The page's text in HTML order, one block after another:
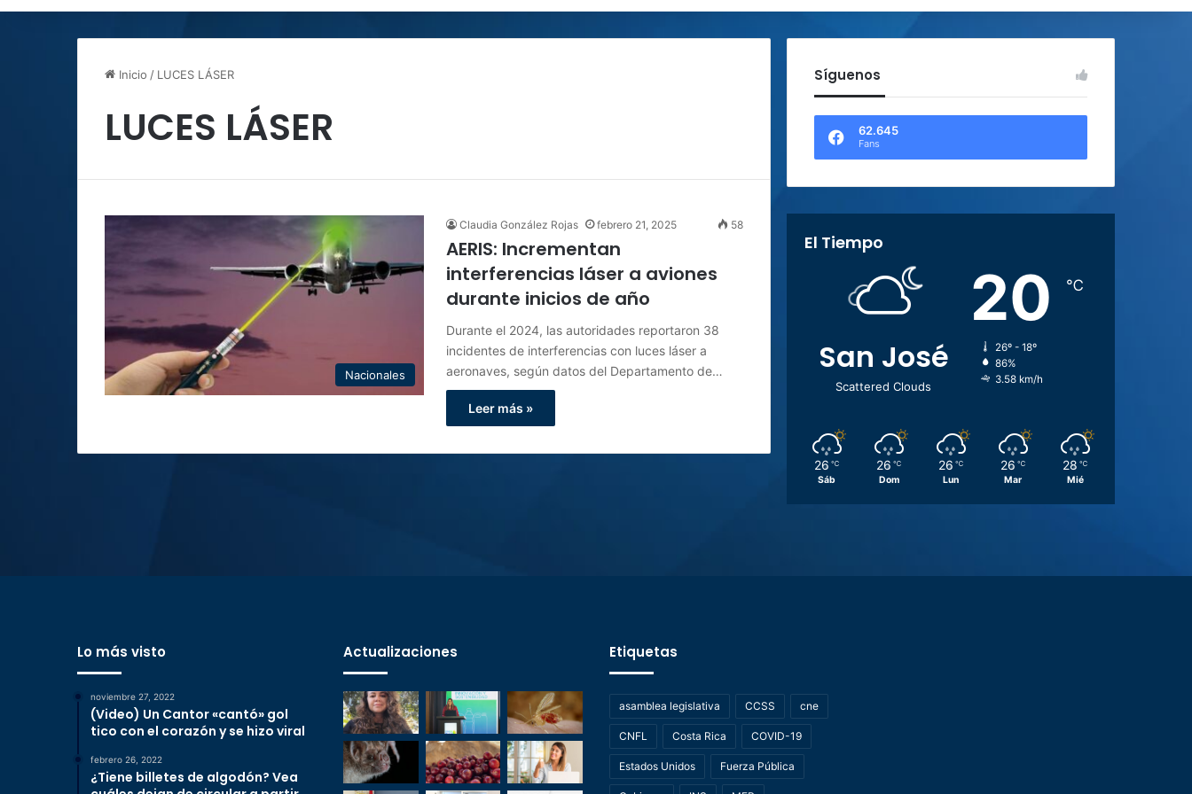
Inicio / LUCES LÁSER
LUCES LÁSER
Nacionales
Claudia González Rojas febrero 21, 2025 58
AERIS: Incrementan
interferencias láser a aviones
durante inicios de año
Durante el 2024, las autoridades reportaron 38
incidentes de interferencias con luces láser a
aeronaves, según datos del Departamento de…
Leer más »
Síguenos
62.645
Fans
El Tiempo
San José
Scattered Clouds
20 ℃
26º - 18º
86%
3.58 km/h
26 ℃
Sáb
26 ℃
Dom
26 ℃
Lun
26 ℃
Mar
28 ℃
Mié
Lo más visto
noviembre 27, 2022
(Video) Un Cantor «cantó» gol
tico con el corazón y se hizo viral
febrero 26, 2022
¿Tiene billetes de algodón? Vea
Actualizaciones Etiquetas
asamblea legislativa CCSS cne
CNFL Costa Rica COVID-19
Estados Unidos Fuerza Pública